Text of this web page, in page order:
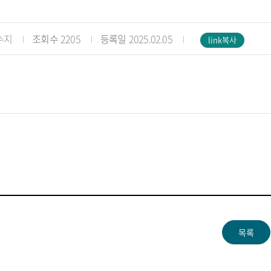
지 조회수 2205 등록일 2025.02.05